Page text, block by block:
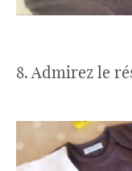
8. Admirez le